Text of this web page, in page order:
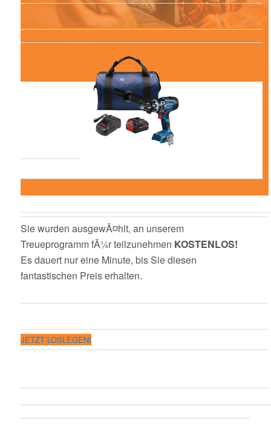
Sie wurden ausgewÃ¤hlt, an unserem
Treueprogramm fÃ¼r teilzunehmen KOSTENLOS!
Es dauert nur eine Minute, bis Sie diesen
fantastischen Preis erhalten.
JETZT LOSLEGEN!